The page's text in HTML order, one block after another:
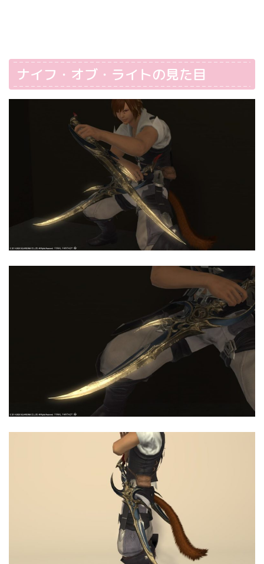
ナイフ・オブ・ライトの見た目